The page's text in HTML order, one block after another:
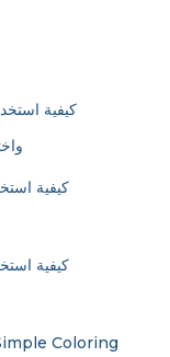
كيفية
كيفية
كيفية